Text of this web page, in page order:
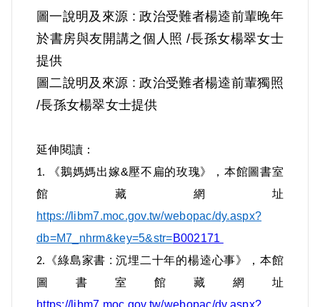
《文學評論》雜誌徵文「第二獎」，從此
登臨臺灣文壇。楊逵除從事社會運動、文
學創作、編輯刊物外，以種花營生，曾先
後經營首陽農園、一陽農園、東海花園。
載，楊逵所涉案件為「楊逵和平宣言
案」。1950年5月6日，臺灣省保安司令部
以（39）安潔字第666號，判處楊逵有期徒
楊逵於1949年1月，「以台灣中部文化界聯
誼會名義撰擬『和平宣言』並先將原稿交
圖一說明及來源 : 政治受難者楊逵前輩晚年
於書房與友開講之個人照 /長孫女楊翠女士
提供
圖二說明及來源 : 政治受難者楊逵前輩獨照
/長孫女楊翠女士提供
延伸閱讀：
1. 《鵝媽媽出嫁&壓不扁的玫瑰》，本館圖書室
館藏網址
https://libm7.moc.gov.tw/webopac/dy.aspx?
db=M7_nhrm&key=5&str=B002171
2. 《綠島家書 : 沉埋二十年的楊逵心事》，本館
圖書室館藏網址
https://libm7.moc.gov.tw/webopac/dy.aspx?